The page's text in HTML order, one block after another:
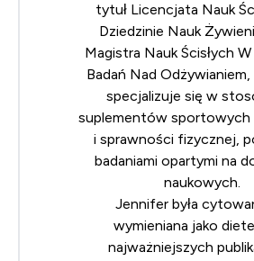
tytuł Licencjata Nauk
Dziedzinie Nauk
Magistra Nauk Ścisłych
Badań Nad
specjalizuje się w
suplementów sportowych
i sprawności fizycznej,
badaniami opartymi na
naukowych.
Jennifer była
wymieniana jako
najważniejszych